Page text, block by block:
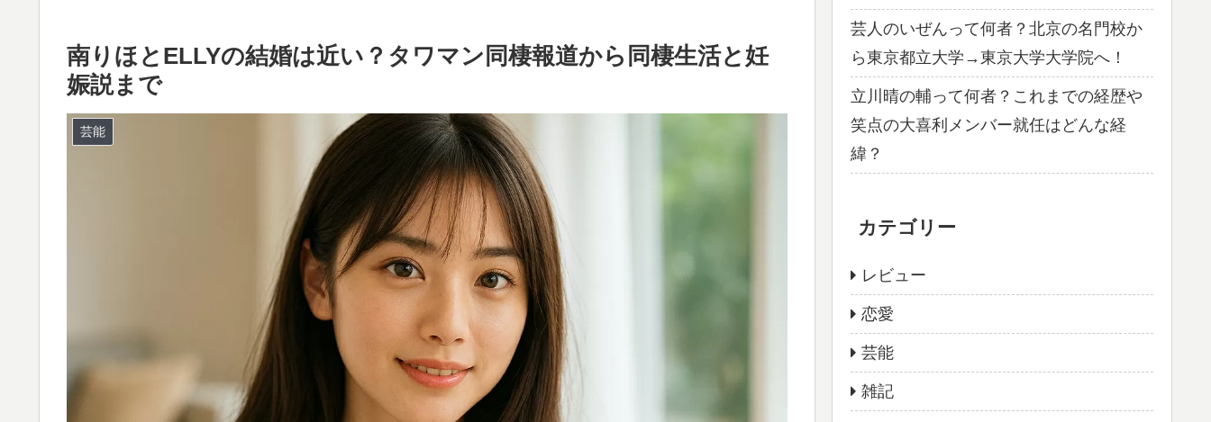
南りほとELLYの結婚は近い？タワマン同棲報道から同棲生活と妊
娠説まで
芸能
芸人のいぜんって何者？北京の名門校か
ら東京都立大学→東京大学大学院へ！
立川晴の輔って何者？これまでの経歴や
笑点の大喜利メンバー就任はどんな経
緯？
カテゴリー
レビュー
恋愛
芸能
雑記